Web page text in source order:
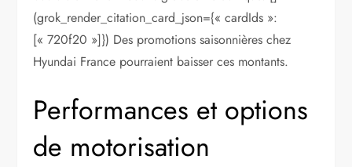
(grok_render_citation_card_json={« cardIds »:
[« 720f20 »]}) Des promotions saisonnières chez
Hyundai France pourraient baisser ces montants.
Performances et options
de motorisation